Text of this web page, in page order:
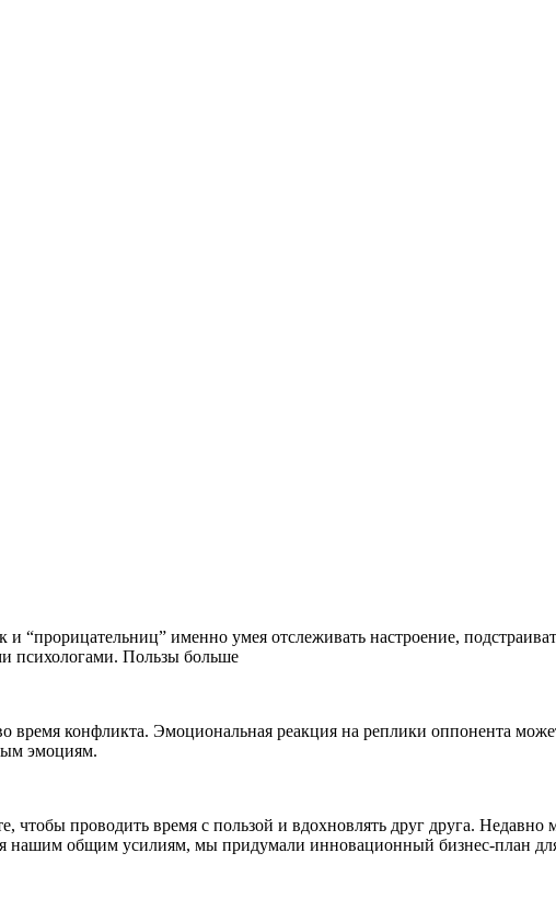
“прорицательниц” именно умея отслеживать настроение,
психологами. Пользы больше
время конфликта. Эмоциональная реакция на реплики оппонента
эмоциям.
чтобы проводить время с пользой и вдохновлять друг друга.
нашим общим усилиям, мы придумали инновационный бизнес-план